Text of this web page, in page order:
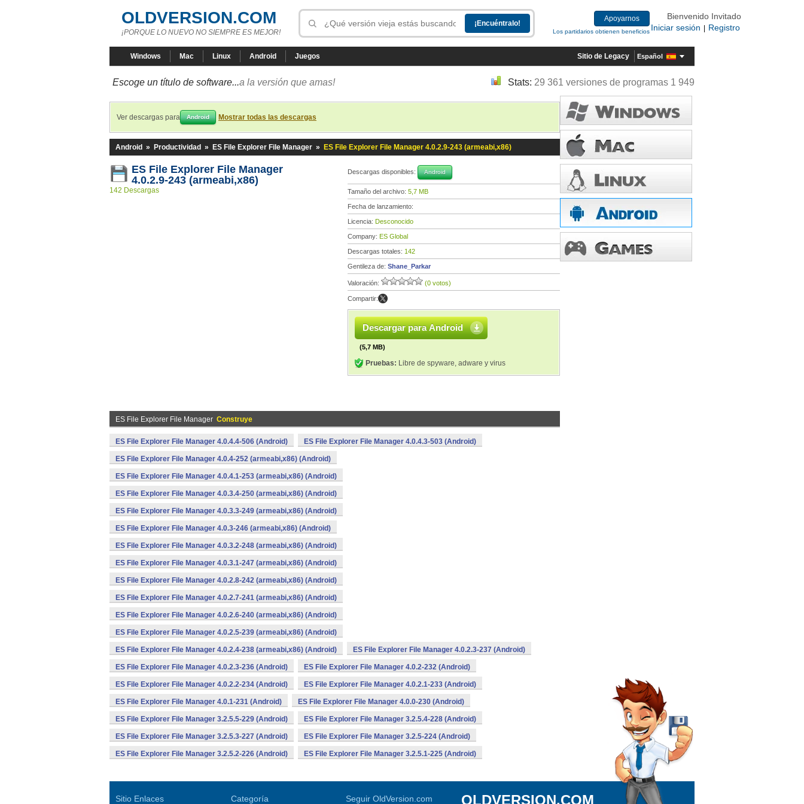
OLDVERSION.COM
¡PORQUE LO NUEVO NO SIEMPRE ES MEJOR!
Apoyarnos
Los partidarios obtienen beneficios
Bienvenido Invitado
Iniciar sesión
Registro
Windows Mac Linux Android Juegos Sitio de Legacy Español
Escoge un título de software...a la versión que amas! Stats: 29 361 versiones de programas 1 949
Ver descargas para Android Mostrar todas las descargas
Android » Productividad » ES File Explorer File Manager » ES File Explorer File Manager 4.0.2.9-243 (armeabi,x86)
ES File Explorer File Manager
4.0.2.9-243 (armeabi,x86)
142 Descargas
Descargas disponibles: Android
Tamaño del archivo: 5,7 MB
Fecha de lanzamiento:
Licencia: Desconocido
Company: ES Global
Descargas totales: 142
Gentileza de: Shane_Parkar
Valoración: (0 votos)
Compartir:
Descargar para Android
(5,7 MB)
Pruebas: Libre de spyware, adware y virus
ES File Explorer File Manager Construye
ES File Explorer File Manager 4.0.4.4-506 (Android) ES File Explorer File Manager 4.0.4.3-503 (Android)
ES File Explorer File Manager 4.0.4-252 (armeabi,x86) (Android)
ES File Explorer File Manager 4.0.4.1-253 (armeabi,x86) (Android)
ES File Explorer File Manager 4.0.3.4-250 (armeabi,x86) (Android)
ES File Explorer File Manager 4.0.3.3-249 (armeabi,x86) (Android)
ES File Explorer File Manager 4.0.3-246 (armeabi,x86) (Android)
ES File Explorer File Manager 4.0.3.2-248 (armeabi,x86) (Android)
ES File Explorer File Manager 4.0.3.1-247 (armeabi,x86) (Android)
ES File Explorer File Manager 4.0.2.8-242 (armeabi,x86) (Android)
ES File Explorer File Manager 4.0.2.7-241 (armeabi,x86) (Android)
ES File Explorer File Manager 4.0.2.6-240 (armeabi,x86) (Android)
ES File Explorer File Manager 4.0.2.5-239 (armeabi,x86) (Android)
ES File Explorer File Manager 4.0.2.4-238 (armeabi,x86) (Android) ES File Explorer File Manager 4.0.2.3-237 (Android)
ES File Explorer File Manager 4.0.2.3-236 (Android) ES File Explorer File Manager 4.0.2-232 (Android)
ES File Explorer File Manager 4.0.2.2-234 (Android) ES File Explorer File Manager 4.0.2.1-233 (Android)
ES File Explorer File Manager 4.0.1-231 (Android) ES File Explorer File Manager 4.0.0-230 (Android)
ES File Explorer File Manager 3.2.5.5-229 (Android) ES File Explorer File Manager 3.2.5.4-228 (Android)
ES File Explorer File Manager 3.2.5.3-227 (Android) ES File Explorer File Manager 3.2.5-224 (Android)
ES File Explorer File Manager 3.2.5.2-226 (Android) ES File Explorer File Manager 3.2.5.1-225 (Android)
Sitio Enlaces Categoría Seguir OldVersion.com OLDVERSION.COM